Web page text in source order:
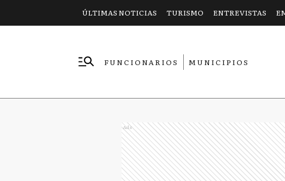
ÚLTIMAS NOTICIAS TURISMO ENTREVISTAS
FUNCIONARIOS
MUNICIPIOS
Ads